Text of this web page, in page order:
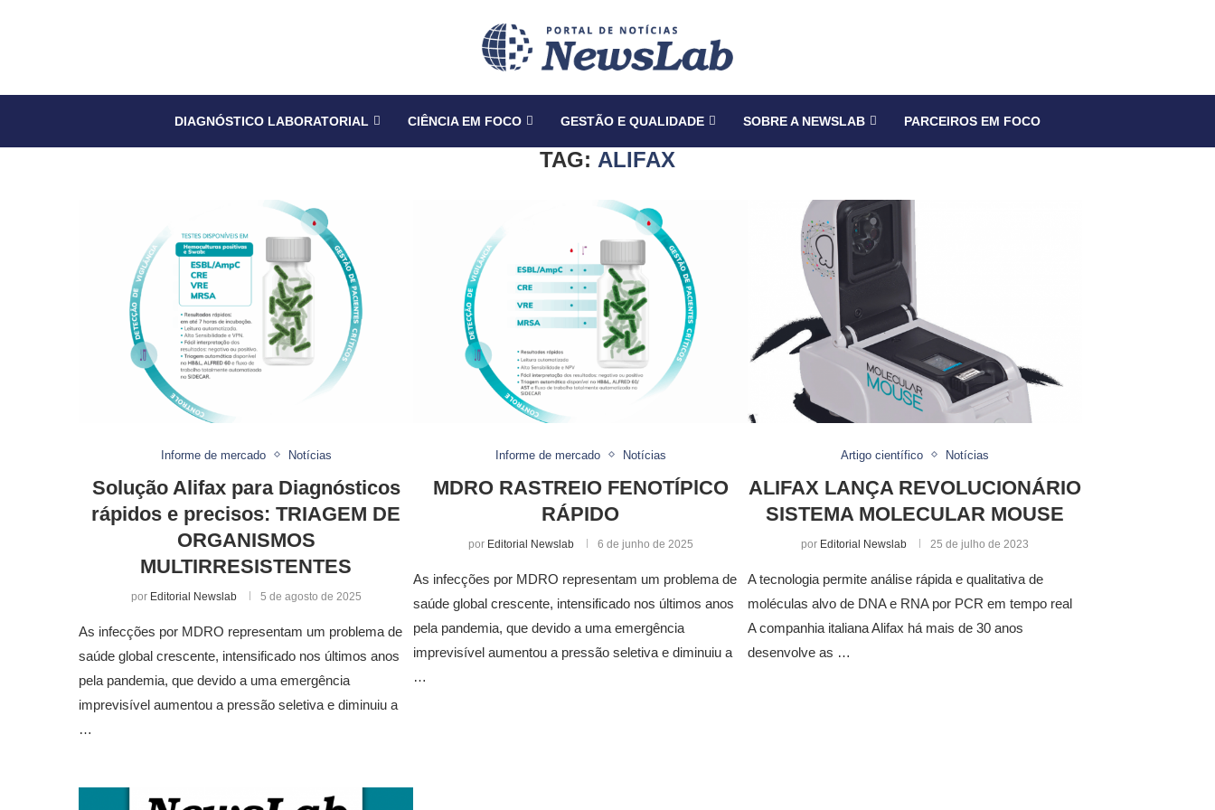
DIAGNÓSTICO LABORATORIAL CIÊNCIA EM FOCO GESTÃO E QUALIDADE SOBRE A NEWSLAB PARCEIROS EM FOCO
TAG: ALIFAX
Informe de mercado Notícias
Solução Alifax para Diagnósticos
rápidos e precisos: TRIAGEM DE
ORGANISMOS
MULTIRRESISTENTES
por Editorial Newslab 5 de agosto de 2025
As infecções por MDRO representam um problema de
saúde global crescente, intensificado nos últimos anos
pela pandemia, que devido a uma emergência
imprevisível aumentou a pressão seletiva e diminuiu a
…
Informe de mercado Notícias
MDRO RASTREIO FENOTÍPlCO
RÁPIDO
por Editorial Newslab 6 de junho de 2025
As infecções por MDRO representam um problema de
saúde global crescente, intensificado nos últimos anos
pela pandemia, que devido a uma emergência
imprevisível aumentou a pressão seletiva e diminuiu a
…
Artigo científico Notícias
ALIFAX LANÇA REVOLUCIONÁRIO
SISTEMA MOLECULAR MOUSE
por Editorial Newslab 25 de julho de 2023
A tecnologia permite análise rápida e qualitativa de
moléculas alvo de DNA e RNA por PCR em tempo real
A companhia italiana Alifax há mais de 30 anos
desenvolve as …